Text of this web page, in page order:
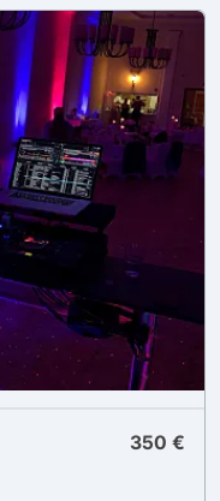
350 €